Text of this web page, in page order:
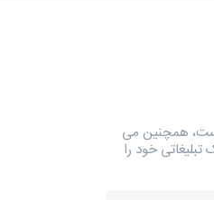
شماره موبایل است، همچنین می
خود را